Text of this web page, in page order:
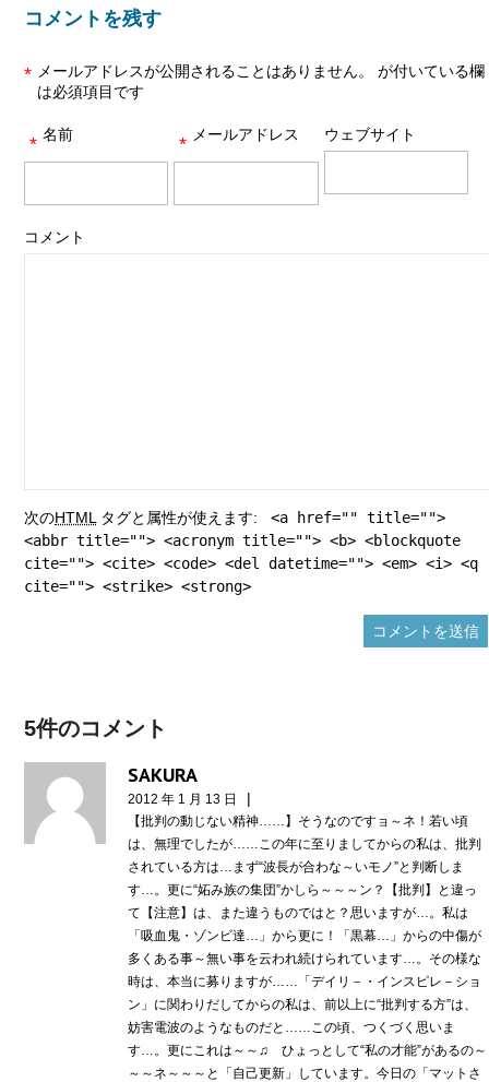
コメントを残す
メールアドレスが公開されることはありません。
*
が付いている欄
は必須項目です
名前
* メールアドレス
* ウェブサイト
コメント
次のHTML タグと属性が使えます:
<a href="" title="">
<abbr title=""> <acronym title=""> <b> <blockquote
cite=""> <cite> <code> <del datetime=""> <em> <i> <q
cite=""> <strike> <strong>
5件のコメント
SAKURA
2012 年 1 月 13 日 |
【批判の動じない精神……】そうなのですョ～ネ！若い頃
は、無理でしたが……この年に至りましてからの私は、批判
されている方は…まず“波長が合わな～いモノ”と判断しま
す…。更に“妬み族の集団”かしら～～～ン？【批判】と違っ
て【注意】は、また違うものではと？思いますが…。私は
「吸血鬼・ゾンビ達…」から更に！「黒幕…」からの中傷が
多くある事～無い事を云われ続けられています…。その様な
時は、本当に募りますが……「デイリ－・インスピレ－ショ
ン」に関わりだしてからの私は、前以上に“批判する方”は、
妨害電波のようなものだと……この頃、つくづく思いま
す…。更にこれは～～♫ ひょっとして“私の才能”があるの～
～～ネ～～～と「自己更新」しています。今日の「マットさ